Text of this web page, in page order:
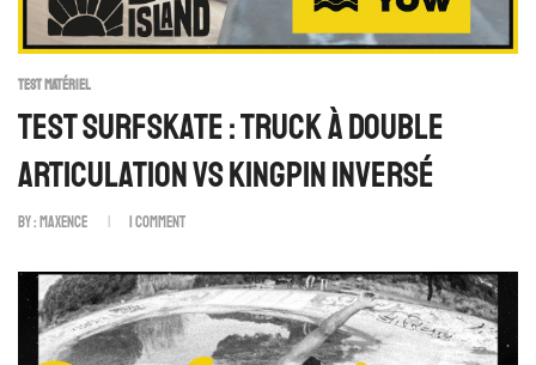
TEST MATÉRIEL
Test Surfskate : Truck À Double
Articulation VS Kingpin Inversé
By : Maxence Comment